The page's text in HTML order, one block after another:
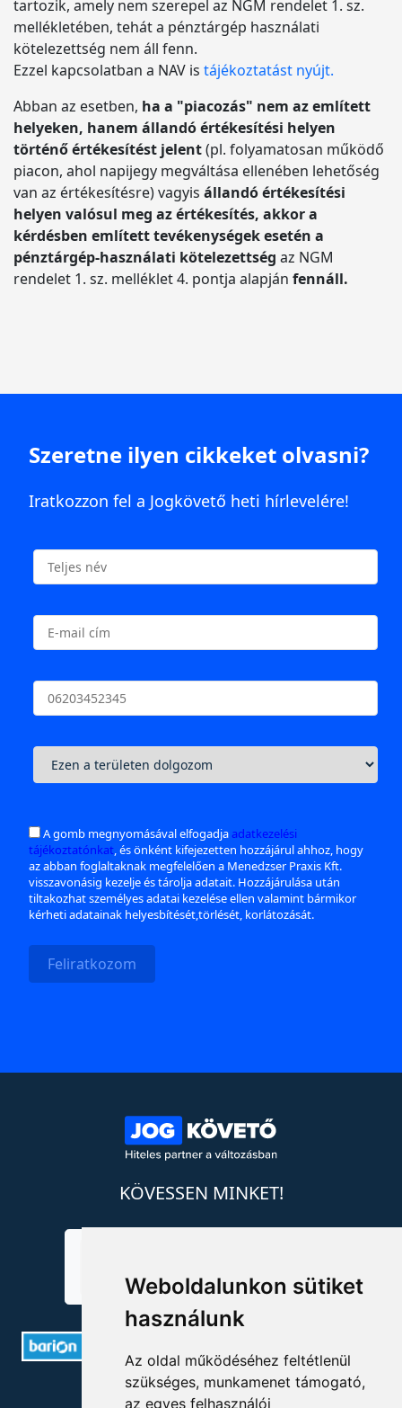
Weboldalunkon sütiket
használunk
Az oldal működéséhez feltétlenül
szükséges, munkamenet támogató,
az egyes felhasználói
tartozik, amely nem szerepel az NGM rendelet 1. sz.
mellékletében, tehát a pénztárgép használati
kötelezettség nem áll fenn.
Ezzel kapcsolatban a NAV is tájékoztatást nyújt.
Abban az esetben, ha a "piacozás" nem az említett
helyeken, hanem állandó értékesítési helyen
történő értékesítést jelent(pl. folyamatosan működő
piacon, ahol napijegy megváltása ellenében lehetőség
van az értékesítésre) vagyis állandó értékesítési
helyen valósul meg az értékesítés, akkor a
kérdésben említett tevékenységek esetén a
pénztárgép-használati kötelezettség az NGM
rendelet 1. sz. melléklet 4. pontja alapján fennáll.
Szeretne ilyen cikkeket olvasni?
Iratkozzon fel a Jogkövető heti hírlevelére!
A gomb megnyomásával elfogadjaadatkezelési
tájékoztatónkat, és önként kifejezetten hozzájárul ahhoz, hogy
az abban foglaltaknak megfelelően a Menedzser Praxis Kft.
visszavonásig kezelje és tárolja adatait. Hozzájárulása után
tiltakozhat személyes adatai kezelése ellen valamint bármikor
kérheti adatainak helyesbítését,törlését, korlátozását.
Feliratkozom
KÖVESSEN MINKET!
ELÉRHETŐSÉGEK